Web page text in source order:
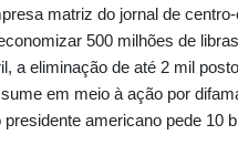
matriz do jornal de
500 milhões de
a eliminação de até 2 mil
em meio à ação por
presidente americano pede 10